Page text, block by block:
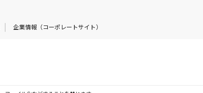
企業情報（コーポレートサイト）